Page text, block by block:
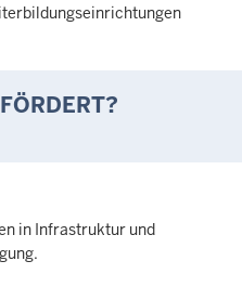
in Infrastruktur und